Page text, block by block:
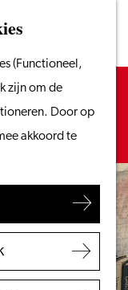
(Functioneel,
zijn om de
Door op
akkoord te
Vanaf het water
wandelen
Winkelen
Eten & drinken
Met kinderen
VVV Leiden
Bereikbaarheid
beschikbaar.
beschikbare